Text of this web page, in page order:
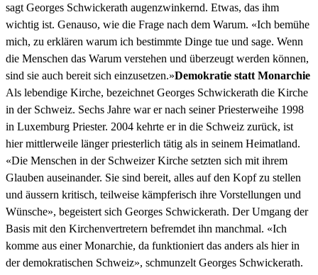
sagt Georges Schwick­erath augen­zwinkernd. Etwas, das ihm
wichtig ist. Genau­so, wie die Frage nach dem Warum. «Ich bemühe
mich, zu erk­lären warum ich bes­timmte Dinge tue und sage. Wenn
die Men­schen das Warum ver­ste­hen und überzeugt wer­den kön­nen,
sind sie auch bere­it sich einzuset­zen.»Demokratie statt Monar­chie
Als lebendi­ge Kirche, beze­ich­net Georges Schwick­erath die Kirche
in der Schweiz. Sechs Jahre war er nach sein­er Priester­wei­he 1998
in Lux­em­burg Priester. 2004 kehrte er in die Schweiz zurück, ist
hier mit­tler­weile länger priester­lich tätig als in seinem Heimat­land.
«Die Men­schen in der Schweiz­er Kirche set­zten sich mit ihrem
Glauben auseinan­der. Sie sind bere­it, alles auf den Kopf zu stellen
und äussern kri­tisch, teil­weise kämpferisch ihre Vorstel­lun­gen und
Wün­sche», begeis­tert sich Georges Schwick­erath. Der Umgang der
Basis mit den Kirchen­vertretern befremdet ihn manch­mal. «Ich
komme aus ein­er Monar­chie, da funk­tion­iert das anders als hier in
der demokratis­chen Schweiz», schmun­zelt Georges Schwick­erath.